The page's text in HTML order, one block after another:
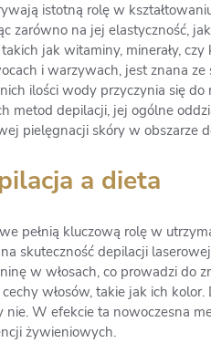
istotną rolę w
zarówno na jej elastyczność,
jak witaminy, minerały,
i warzywach, jest znana
ilości wody przyczynia się
metod depilacji, jej ogólne
pielęgnacji skóry w obszarze
a dieta
pełnią kluczową rolę w
skuteczność depilacji
w włosach, co prowadzi do
włosów, takie jak ich
W efekcie ta nowoczesna
żywieniowych.